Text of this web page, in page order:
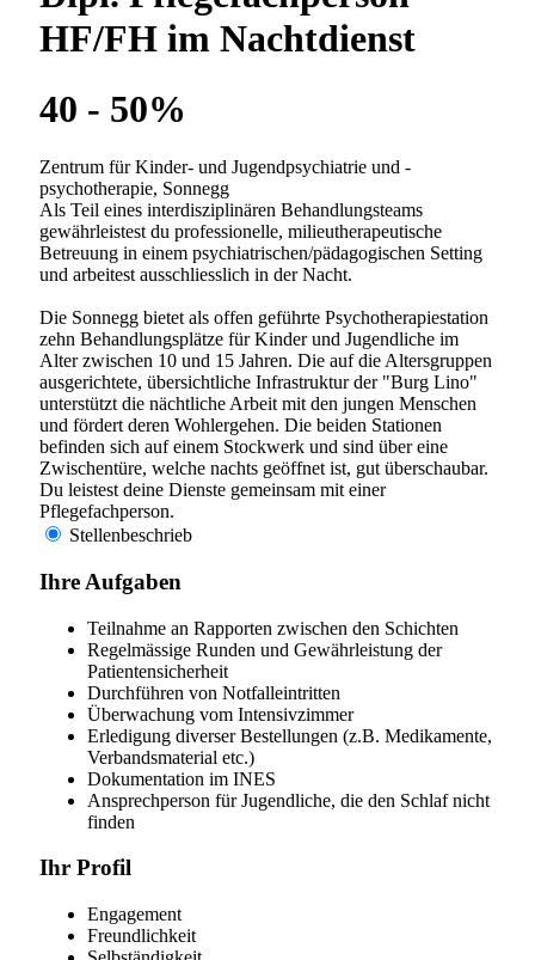
Aus- und Fortbildungsmöglichkeiten sehr wichtig. Wir
sind Ausbildungsklinik für Assistenzärzte (A1-Kliniken),
dipl. Pflegefachpersonen HF, Fachangestellte
Gesundheit (FAGE), Lehrlinge und Praktikanten
Anbindug auf.